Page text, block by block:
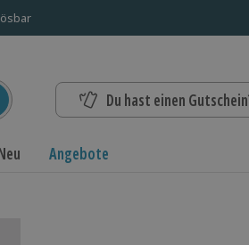
Du hast einen
Angebote